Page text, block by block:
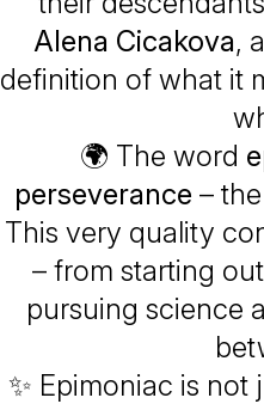
Alena Cicakova,
definition of what it
🌍 The word
perseverance –
This very quality
– from starting
pursuing science
✨ Epimoniac is not